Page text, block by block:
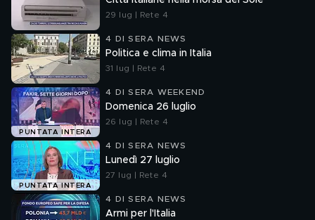
29 lug | Rete 4
4 DI SERA NEWS
Politica e clima in Italia
31 lug | Rete 4
PUNTATA INTERA
4 DI SERA WEEKEND
Domenica 26 luglio
26 lug | Rete 4
PUNTATA INTERA
4 DI SERA NEWS
Lunedì 27 luglio
27 lug | Rete 4
4 DI SERA NEWS
Armi per l'Italia